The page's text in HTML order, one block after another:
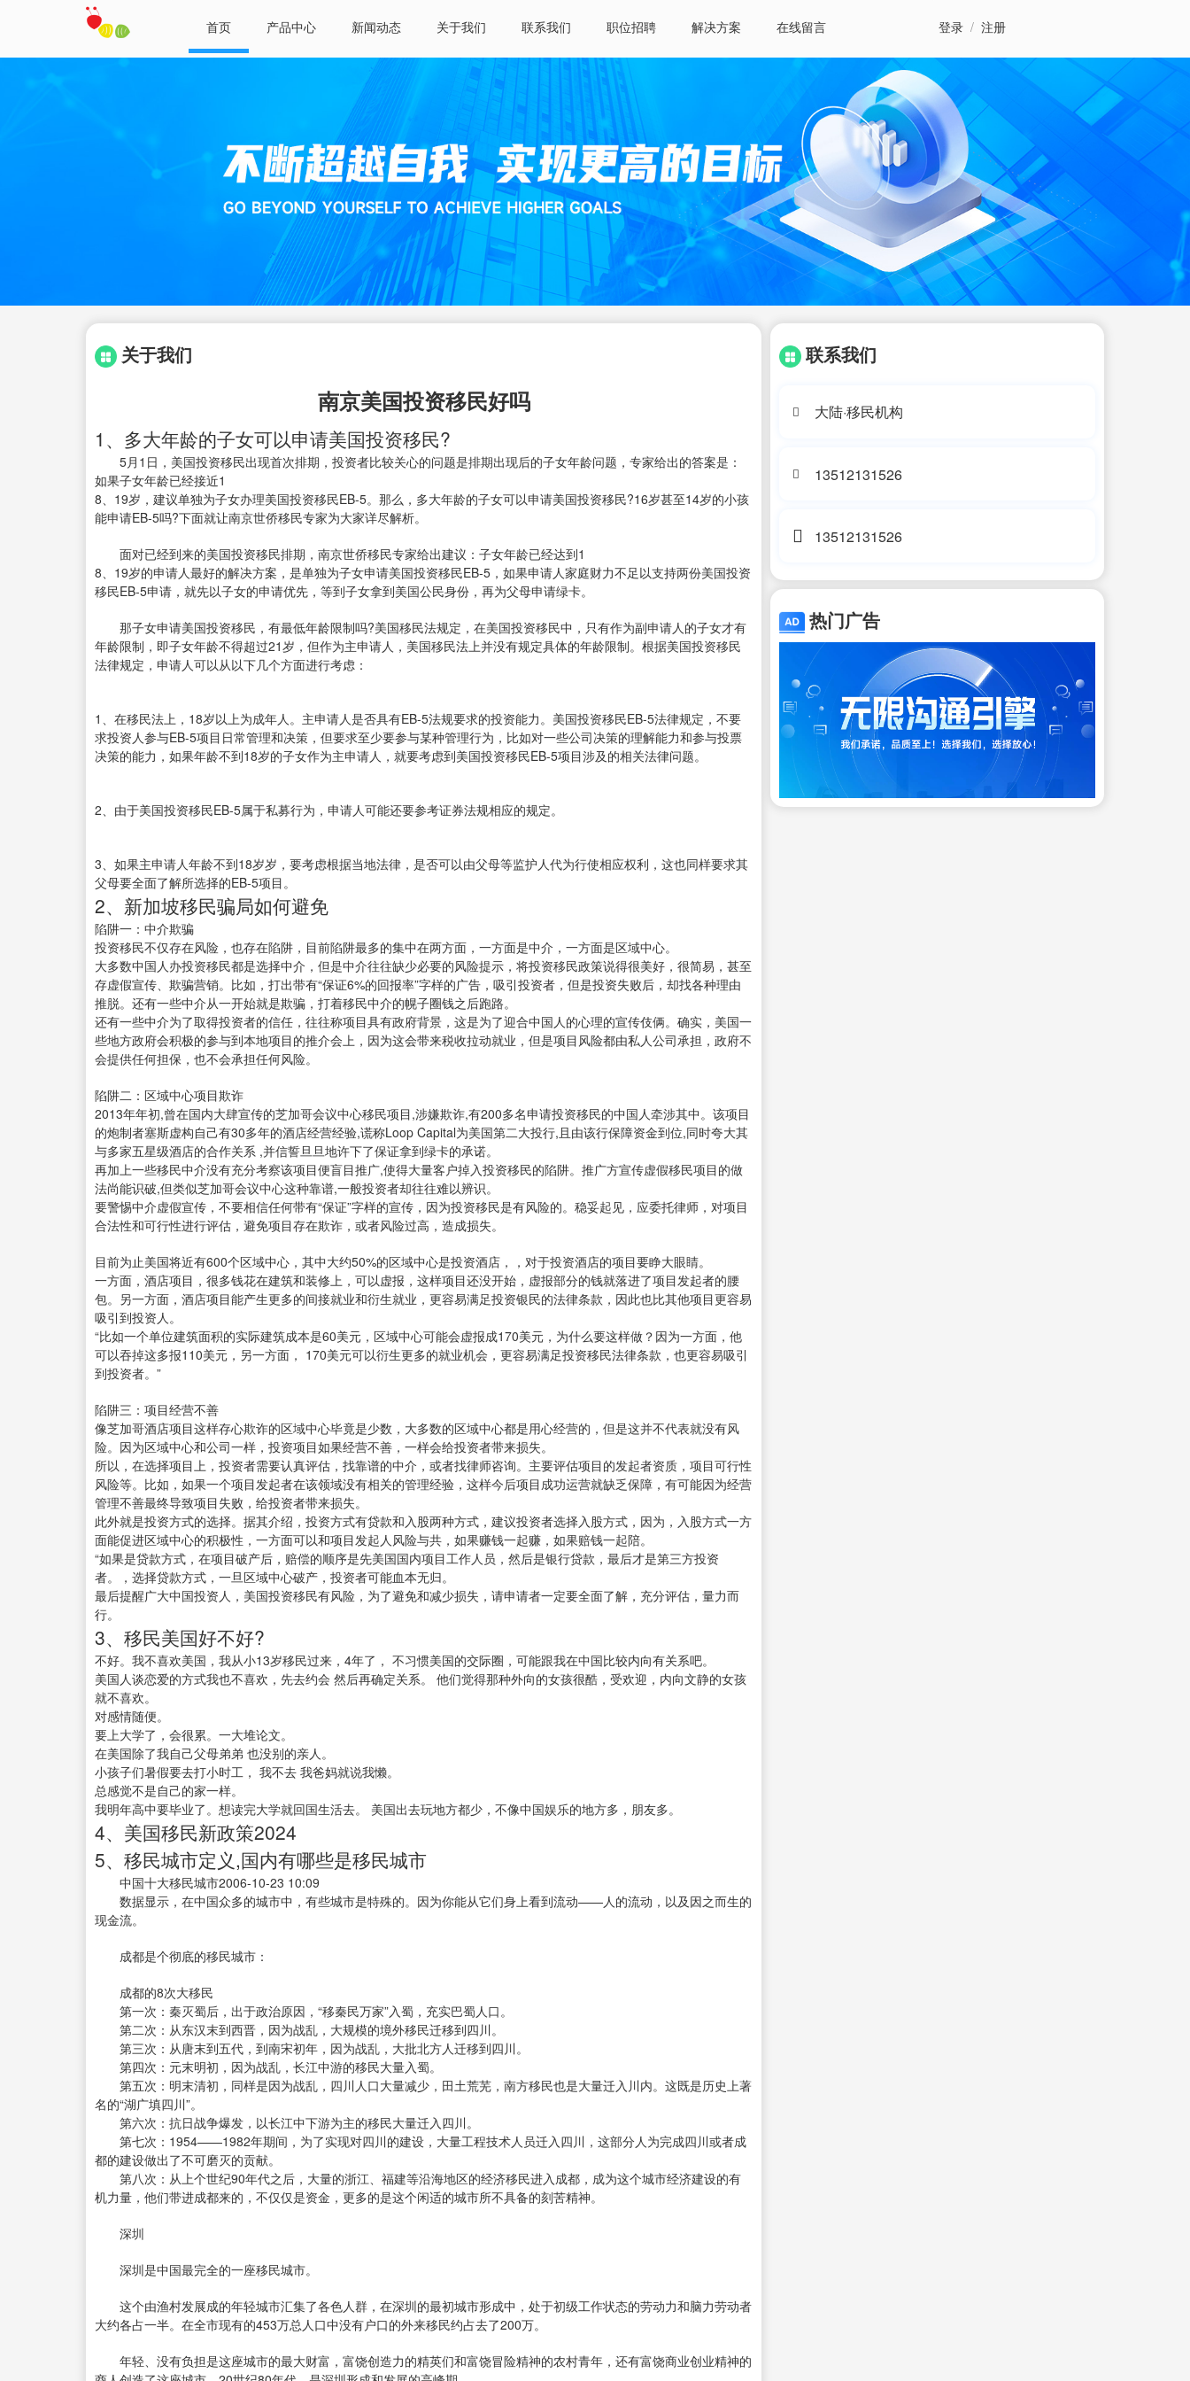
首页 产品中心 新闻动态 关于我们 联系我们 职位招聘 解决方案 在线留言 登录 / 注册
关于我们
南京美国投资移民好吗
1、多大年龄的子女可以申请美国投资移民?
5月1日，美国投资移民出现首次排期，投资者比较关心的问题是排期出现后的子女年龄问题，专家给出的答案是：
如果子女年龄已经接近1
8、19岁，建议单独为子女办理美国投资移民EB-5。那么，多大年龄的子女可以申请美国投资移民?16岁甚至14岁的小孩
能申请EB-5吗?下面就让南京世侨移民专家为大家详尽解析。
面对已经到来的美国投资移民排期，南京世侨移民专家给出建议：子女年龄已经达到1
8、19岁的申请人最好的解决方案，是单独为子女申请美国投资移民EB-5，如果申请人家庭财力不足以支持两份美国投资
移民EB-5申请，就先以子女的申请优先，等到子女拿到美国公民身份，再为父母申请绿卡。
那子女申请美国投资移民，有最低年龄限制吗?美国移民法规定，在美国投资移民中，只有作为副申请人的子女才有
年龄限制，即子女年龄不得超过21岁，但作为主申请人，美国移民法上并没有规定具体的年龄限制。根据美国投资移民
法律规定，申请人可以从以下几个方面进行考虑：
1、在移民法上，18岁以上为成年人。主申请人是否具有EB-5法规要求的投资能力。美国投资移民EB-5法律规定，不要
求投资人参与EB-5项目日常管理和决策，但要求至少要参与某种管理行为，比如对一些公司决策的理解能力和参与投票
决策的能力，如果年龄不到18岁的子女作为主申请人，就要考虑到美国投资移民EB-5项目涉及的相关法律问题。
2、由于美国投资移民EB-5属于私募行为，申请人可能还要参考证券法规相应的规定。
3、如果主申请人年龄不到18岁岁，要考虑根据当地法律，是否可以由父母等监护人代为行使相应权利，这也同样要求其
父母要全面了解所选择的EB-5项目。
2、新加坡移民骗局如何避免
陷阱一：中介欺骗
投资移民不仅存在风险，也存在陷阱，目前陷阱最多的集中在两方面，一方面是中介，一方面是区域中心。
大多数中国人办投资移民都是选择中介，但是中介往往缺少必要的风险提示，将投资移民政策说得很美好，很简易，甚至
存虚假宣传、欺骗营销。比如，打出带有“保证6%的回报率”字样的广告，吸引投资者，但是投资失败后，却找各种理由
推脱。还有一些中介从一开始就是欺骗，打着移民中介的幌子圈钱之后跑路。
还有一些中介为了取得投资者的信任，往往称项目具有政府背景，这是为了迎合中国人的心理的宣传伎俩。确实，美国一
些地方政府会积极的参与到本地项目的推介会上，因为这会带来税收拉动就业，但是项目风险都由私人公司承担，政府不
会提供任何担保，也不会承担任何风险。
陷阱二：区域中心项目欺诈
2013年年初,曾在国内大肆宣传的芝加哥会议中心移民项目,涉嫌欺诈,有200多名申请投资移民的中国人牵涉其中。该项目
的炮制者塞斯虚构自己有30多年的酒店经营经验,谎称Loop Capital为美国第二大投行,且由该行保障资金到位,同时夸大其
与多家五星级酒店的合作关系 ,并信誓旦旦地许下了保证拿到绿卡的承诺。
再加上一些移民中介没有充分考察该项目便盲目推广,使得大量客户掉入投资移民的陷阱。推广方宣传虚假移民项目的做
法尚能识破,但类似芝加哥会议中心这种靠谱,一般投资者却往往难以辨识。
要警惕中介虚假宣传，不要相信任何带有“保证”字样的宣传，因为投资移民是有风险的。稳妥起见，应委托律师，对项目
合法性和可行性进行评估，避免项目存在欺诈，或者风险过高，造成损失。
目前为止美国将近有600个区域中心，其中大约50%的区域中心是投资酒店，，对于投资酒店的项目要睁大眼睛。
一方面，酒店项目，很多钱花在建筑和装修上，可以虚报，这样项目还没开始，虚报部分的钱就落进了项目发起者的腰
包。另一方面，酒店项目能产生更多的间接就业和衍生就业，更容易满足投资银民的法律条款，因此也比其他项目更容易
吸引到投资人。
“比如一个单位建筑面积的实际建筑成本是60美元，区域中心可能会虚报成170美元，为什么要这样做？因为一方面，他
可以吞掉这多报110美元，另一方面， 170美元可以衍生更多的就业机会，更容易满足投资移民法律条款，也更容易吸引
到投资者。”
陷阱三：项目经营不善
像芝加哥酒店项目这样存心欺诈的区域中心毕竟是少数，大多数的区域中心都是用心经营的，但是这并不代表就没有风
险。因为区域中心和公司一样，投资项目如果经营不善，一样会给投资者带来损失。
所以，在选择项目上，投资者需要认真评估，找靠谱的中介，或者找律师咨询。主要评估项目的发起者资质，项目可行性
风险等。比如，如果一个项目发起者在该领域没有相关的管理经验，这样今后项目成功运营就缺乏保障，有可能因为经营
管理不善最终导致项目失败，给投资者带来损失。
此外就是投资方式的选择。据其介绍，投资方式有贷款和入股两种方式，建议投资者选择入股方式，因为，入股方式一方
面能促进区域中心的积极性，一方面可以和项目发起人风险与共，如果赚钱一起赚，如果赔钱一起陪。
“如果是贷款方式，在项目破产后，赔偿的顺序是先美国国内项目工作人员，然后是银行贷款，最后才是第三方投资
者。，选择贷款方式，一旦区域中心破产，投资者可能血本无归。
最后提醒广大中国投资人，美国投资移民有风险，为了避免和减少损失，请申请者一定要全面了解，充分评估，量力而
行。
3、移民美国好不好?
不好。我不喜欢美国，我从小13岁移民过来，4年了， 不习惯美国的交际圈，可能跟我在中国比较内向有关系吧。
美国人谈恋爱的方式我也不喜欢，先去约会 然后再确定关系。 他们觉得那种外向的女孩很酷，受欢迎，内向文静的女孩
就不喜欢。
对感情随便。
要上大学了，会很累。一大堆论文。
在美国除了我自己父母弟弟 也没别的亲人。
小孩子们暑假要去打小时工， 我不去 我爸妈就说我懒。
总感觉不是自己的家一样。
我明年高中要毕业了。想读完大学就回国生活去。 美国出去玩地方都少，不像中国娱乐的地方多，朋友多。
4、美国移民新政策2024
5、移民城市定义,国内有哪些是移民城市
中国十大移民城市2006-10-23 10:09
数据显示，在中国众多的城市中，有些城市是特殊的。因为你能从它们身上看到流动——人的流动，以及因之而生的
现金流。
成都是个彻底的移民城市：
成都的8次大移民
第一次：秦灭蜀后，出于政治原因，“移秦民万家”入蜀，充实巴蜀人口。
第二次：从东汉末到西晋，因为战乱，大规模的境外移民迁移到四川。
第三次：从唐末到五代，到南宋初年，因为战乱，大批北方人迁移到四川。
第四次：元末明初，因为战乱，长江中游的移民大量入蜀。
第五次：明末清初，同样是因为战乱，四川人口大量减少，田土荒芜，南方移民也是大量迁入川内。这既是历史上著
名的“湖广填四川”。
第六次：抗日战争爆发，以长江中下游为主的移民大量迁入四川。
第七次：1954——1982年期间，为了实现对四川的建设，大量工程技术人员迁入四川，这部分人为完成四川或者成
都的建设做出了不可磨灭的贡献。
第八次：从上个世纪90年代之后，大量的浙江、福建等沿海地区的经济移民进入成都，成为这个城市经济建设的有
机力量，他们带进成都来的，不仅仅是资金，更多的是这个闲适的城市所不具备的刻苦精神。
深圳
深圳是中国最完全的一座移民城市。
这个由渔村发展成的年轻城市汇集了各色人群，在深圳的最初城市形成中，处于初级工作状态的劳动力和脑力劳动者
大约各占一半。在全市现有的453万总人口中没有户口的外来移民约占去了200万。
年轻、没有负担是这座城市的最大财富，富饶创造力的精英们和富饶冒险精神的农村青年，还有富饶商业创业精神的
联系我们
大陆·移民机构
13512131526
13512131526
热门广告